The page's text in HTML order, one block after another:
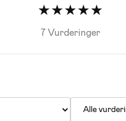
★★★★★
7 Vurderinger